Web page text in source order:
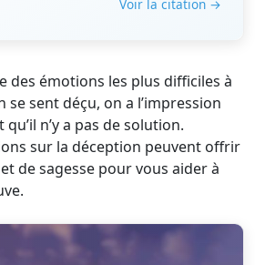
Voir la citation →
des émotions les plus difficiles à
sent déçu, on a l’impression
n’y a pas de solution.
sur la déception peuvent offrir
de sagesse pour vous aider à